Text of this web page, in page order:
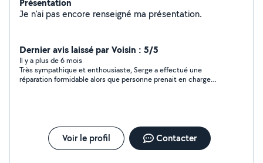
Je n'ai pas encore renseigné ma présentation.
Dernier avis laissé par Voisin : 5/5
Il y a plus de 6 mois
Très sympathique et enthousiaste, Serge a effectué une
réparation formidable alors que personne prenait en charge
Voir le profil Contacter